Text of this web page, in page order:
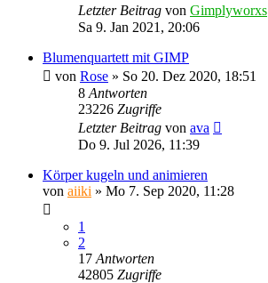
Letzter Beitrag von Gimplyworxs
Sa 9. Jan 2021, 20:06
Blumenquartett mit GIMP
von Rose » So 20. Dez 2020, 18:51
8 Antworten
23226 Zugriffe
Letzter Beitrag von ava
Do 9. Jul 2026, 11:39
Körper kugeln und animieren
von aiiki » Mo 7. Sep 2020, 11:28
1
2
17 Antworten
42805 Zugriffe